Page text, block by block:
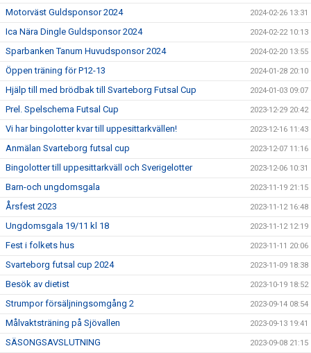
Motorväst Guldsponsor 2024 2024-02-26 13:31
Ica Nära Dingle Guldsponsor 2024 2024-02-22 10:13
Sparbanken Tanum Huvudsponsor 2024 2024-02-20 13:55
Öppen träning för P12-13 2024-01-28 20:10
Hjälp till med brödbak till Svarteborg Futsal Cup 2024-01-03 09:07
Prel. Spelschema Futsal Cup 2023-12-29 20:42
Vi har bingolotter kvar till uppesittarkvällen! 2023-12-16 11:43
Anmälan Svarteborg futsal cup 2023-12-07 11:16
Bingolotter till uppesittarkväll och Sverigelotter 2023-12-06 10:31
Barn-och ungdomsgala 2023-11-19 21:15
Årsfest 2023 2023-11-12 16:48
Ungdomsgala 19/11 kl 18 2023-11-12 12:19
Fest i folkets hus 2023-11-11 20:06
Svarteborg futsal cup 2024 2023-11-09 18:38
Besök av dietist 2023-10-19 18:52
Strumpor försäljningsomgång 2 2023-09-14 08:54
Målvaktsträning på Sjövallen 2023-09-13 19:41
SÄSONGSAVSLUTNING 2023-09-08 21:15